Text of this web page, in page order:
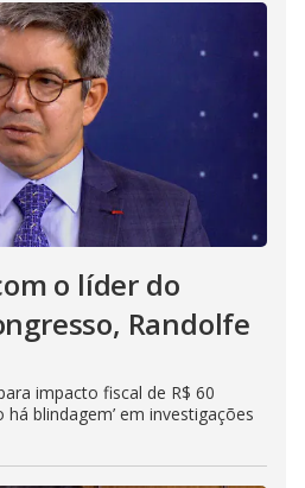
o líder do
Randolfe
impacto fiscal de R$ 60
há blindagem’ em investigações